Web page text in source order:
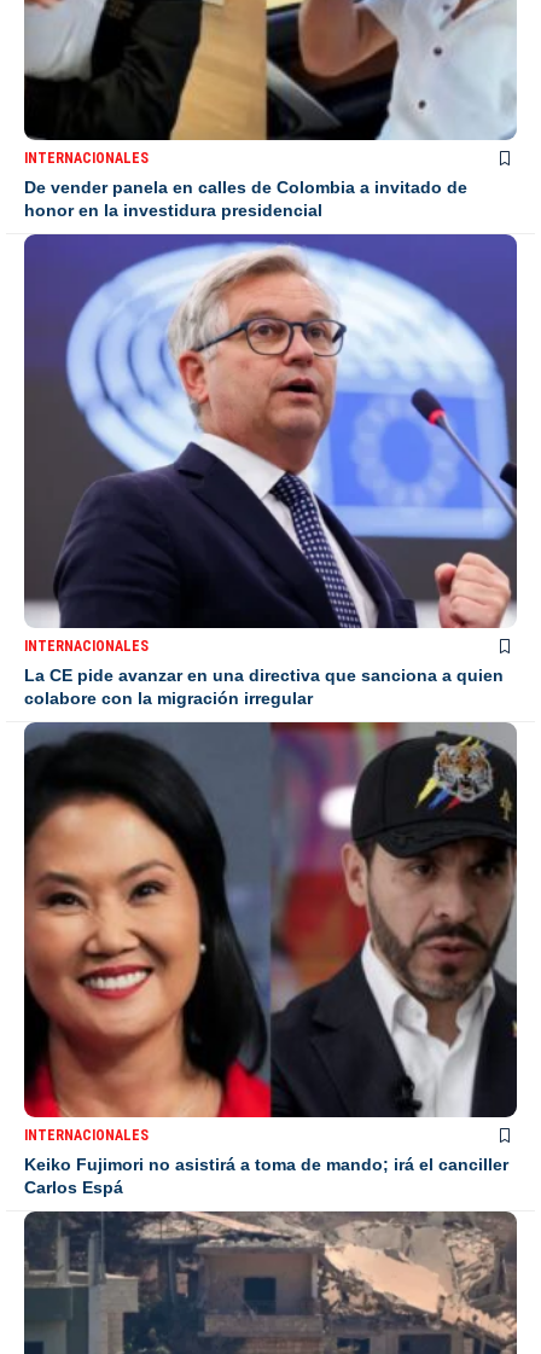
INTERNACIONALES
De vender panela en calles de Colombia a invitado de
honor en la investidura presidencial
INTERNACIONALES
La CE pide avanzar en una directiva que sanciona a quien
colabore con la migración irregular
INTERNACIONALES
Keiko Fujimori no asistirá a toma de mando; irá el canciller
Carlos Espá